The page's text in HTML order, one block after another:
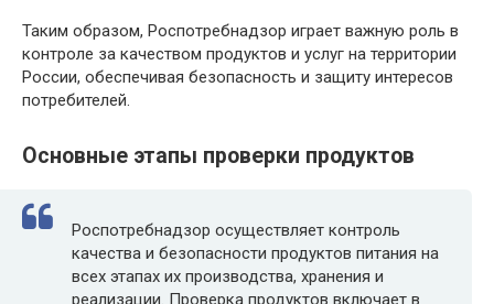
Таким образом, Роспотребнадзор играет важную роль в
контроле за качеством продуктов и услуг на территории
России, обеспечивая безопасность и защиту интересов
потребителей.
Основные этапы проверки продуктов
Роспотребнадзор осуществляет контроль
качества и безопасности продуктов питания на
всех этапах их производства, хранения и
реализации. Проверка продуктов включает в